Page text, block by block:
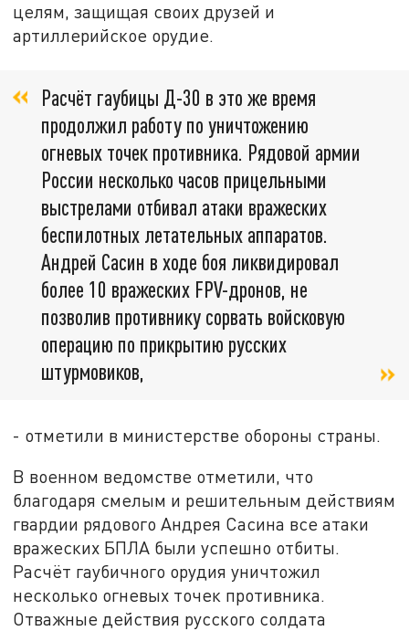
целям, защищая своих друзей и
артиллерийское орудие.
Расчёт гаубицы Д-30 в это же время
продолжил работу по уничтожению
огневых точек противника. Рядовой армии
России несколько часов прицельными
выстрелами отбивал атаки вражеских
беспилотных летательных аппаратов.
Андрей Сасин в ходе боя ликвидировал
более 10 вражеских FPV-дронов, не
позволив противнику сорвать войсковую
операцию по прикрытию русских
штурмовиков,
- отметили в министерстве обороны страны.
В военном ведомстве отметили, что
благодаря смелым и решительным действиям
гвардии рядового Андрея Сасина все атаки
вражеских БПЛА были успешно отбиты.
Расчёт гаубичного орудия уничтожил
несколько огневых точек противника.
Отважные действия русского солдата